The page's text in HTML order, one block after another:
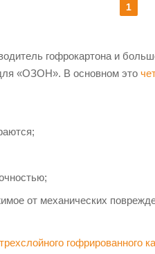
1
гофрокартона и
«ОЗОН». В основном это
от механических
трехслойного гофрированного